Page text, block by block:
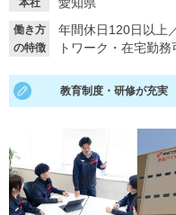
就活支援
あなたに合う仕事を診断！
就活ニュースペーパ
就活時事ニュースを更新
本社
働き方
の特徴
年間休日120日以上
トワーク・在宅勤務
教育制度・研修が充実